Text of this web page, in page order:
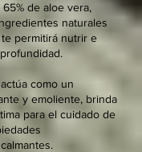
de aloe vera,
naturales
permitirá nutrir e
actúa como un
y emoliente, brinda
para el cuidado de